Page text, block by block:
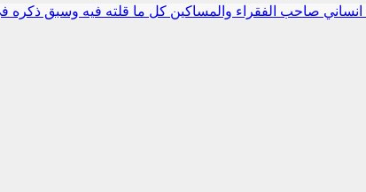
صاحب الفقراء والمساكين كل ما قلته فيه وسبق ذكره